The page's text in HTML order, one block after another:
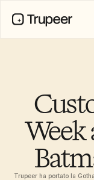
Week
Trupeer ha portato la
Traduzione
Base di conoscenza
Kit del marchio
Pagine condivise
Registrazione dello